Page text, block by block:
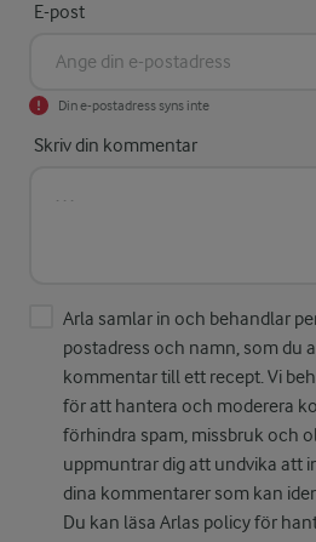
E-post
Din e-postadress syns inte
Skriv din kommentar
Arla samlar in och behandlar
postadress och namn, som du
kommentar till ett recept. Vi
för att hantera och moderera
förhindra spam, missbruk och
uppmuntrar dig att undvika att
dina kommentarer som kan
Du kan läsa Arlas policy för